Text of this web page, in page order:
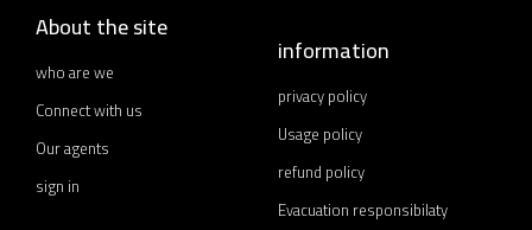
About the site
who are we
Connect with us
Our agents
sign in
information
privacy policy
Usage policy
refund policy
Evacuation responsibilaty